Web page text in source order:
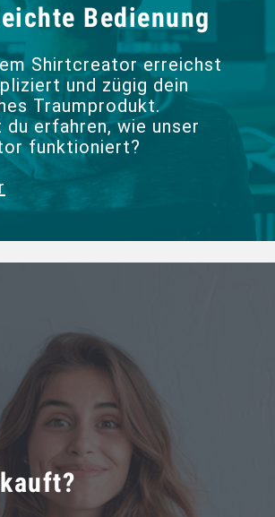
Bedienung
Shirtcreator erreichst
und zügig dein
Traumprodukt.
erfahren, wie unser
funktioniert?